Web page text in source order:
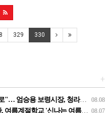
329 330
+
08.08
령시장, 청라면 찾아 첫 '주민 대화'
08.07
학교 '신나는 여름탐험대' 성료』